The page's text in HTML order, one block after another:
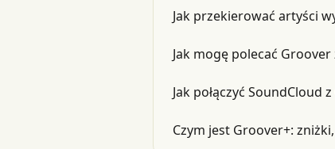
Jak przekierować artyści
Jak mogę polecać
Jak połączyć SoundCloud
Czym jest Groover+: